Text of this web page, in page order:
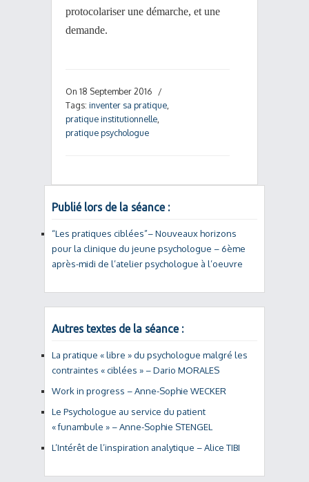
protocolariser une démarche, et une
demande.
On 18 September 2016
/
Tags: inventer sa pratique
pratique institutionnelle
pratique psychologue
Publié lors de la séance :
“Les pratiques ciblées”– Nouveaux horizons
pour la clinique du jeune psychologue – 6ème
après-midi de l’atelier psychologue à l’oeuvre
Autres textes de la séance :
La pratique « libre » du psychologue malgré les
contraintes « ciblées » – Dario MORALES
Work in progress – Anne-Sophie WECKER
Le Psychologue au service du patient
« funambule » – Anne-Sophie STENGEL
L’Intérêt de l’inspiration analytique – Alice TIBI